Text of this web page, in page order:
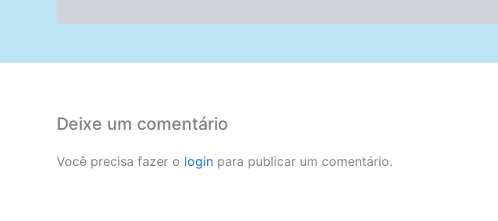
Deixe um comentário
Você precisa fazer o login para publicar um comentário.